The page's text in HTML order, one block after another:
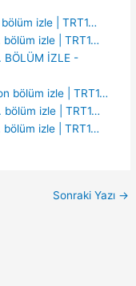
izle | TRT1…
izle | TRT1…
BÖLÜM İZLE -
bölüm izle | TRT1…
izle | TRT1…
izle | TRT1…
Sonraki Yazı →